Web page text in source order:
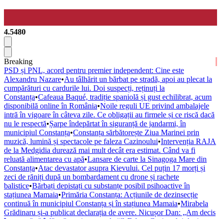
4.5480
Breaking
PSD și PNL, acord pentru premier independent: Cine este
Alexandru Nazare•Au tâlhărit un bărbat pe stradă, apoi au plecat la
cumpărături cu cardurile lui. Doi suspecți, reținuți la
Constanța•Cafeaua Baqué, tradiție spaniolă și gust echilibrat, acum
disponibilă online în România•Noile reguli UE privind ambalajele
intră în vigoare în câteva zile. Ce obligații au firmele și ce riscă dacă
nu le respectă•Șarpe îndepărtat în siguranță de jandarmi, în
municipiul Constanța•Constanța sărbătorește Ziua Marinei prin
muzică, lumină și spectacole pe faleza Cazinoului•Intervenția RAJA
de la Medgidia durează mai mult decât era estimat. Când va fi
reluată alimentarea cu apă•Lansare de carte la Sinagoga Mare din
Constanța•Atac devastator asupra Kievului. Cel puțin 17 morți și
zeci de răniți după un bombardament cu drone și rachete
balistice•Bărbați depistați cu substanțe posibil psihoactive în
stațiunea Mamaia•Primăria Constanța: Acțiunile de dezinsecție
continuă în municipiul Constanța și în stațiunea Mamaia•Mirabela
Grădinaru și-a publicat declarația de avere. Nicușor Dan: „Am decis